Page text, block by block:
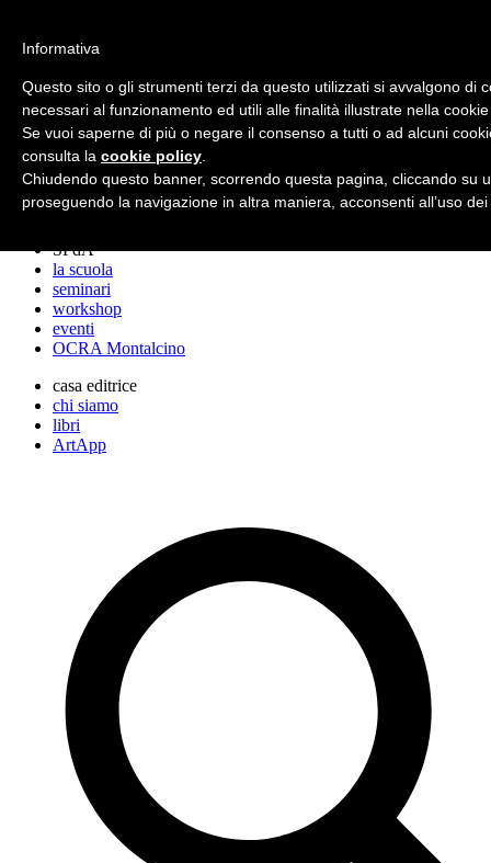
archos
lo studio
progetti
lectures
stampa
SPdA
la scuola
seminari
workshop
eventi
OCRA Montalcino
casa editrice
chi siamo
libri
ArtApp
Informativa
Questo sito o gli strumenti terzi da questo utilizzati si avvalgono di
necessari al funzionamento ed utili alle finalità illustrate nella
Se vuoi saperne di più o negare il consenso a tutti o ad alcuni
consulta la cookie policy
Chiudendo questo banner, scorrendo questa pagina, cliccando su
proseguendo la navigazione in altra maniera, acconsenti all’uso